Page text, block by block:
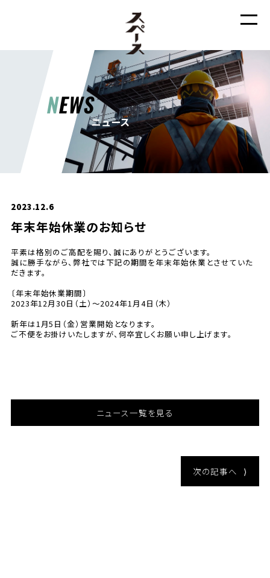
NEWS
ニュース
2023.12.6
年末年始休業のお知らせ
平素は格別のご高配を賜り、誠にありがとうございます。
誠に勝手ながら、弊社では下記の期間を年末年始休業とさせていた
だきます。
〔年末年始休業期間〕
2023年12月30日（土）～2024年1月4日（木）
新年は1月5日（金）営業開始となります。
ご不便をお掛けいたしますが、何卒宜しくお願い申し上げます。
ニュース一覧を見る
次の記事へ ⟩